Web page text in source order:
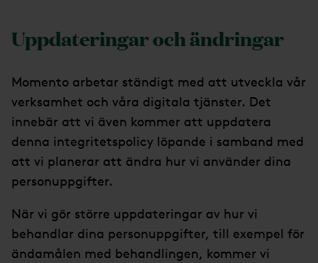
Uppdateringar och ändringar
Momento arbetar ständigt med att utveckla vår
verksamhet och våra digitala tjänster. Det
innebär att vi även kommer att uppdatera
denna integritetspolicy löpande i samband med
att vi planerar att ändra hur vi använder dina
personuppgifter.
När vi gör större uppdateringar av hur vi
behandlar dina personuppgifter, till exempel för
ändamålen med behandlingen, kommer vi